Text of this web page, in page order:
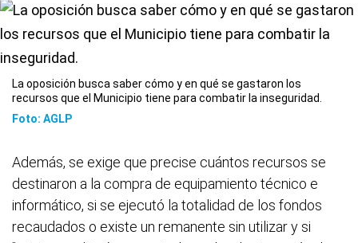
La oposición busca saber cómo y en qué se gastaron los
recursos que el Municipio tiene para combatir la inseguridad.
Foto: AGLP
Además, se exige que precise cuántos recursos se
destinaron a la compra de equipamiento técnico e
informático, si se ejecutó la totalidad de los fondos
recaudados o existe un remanente sin utilizar y si